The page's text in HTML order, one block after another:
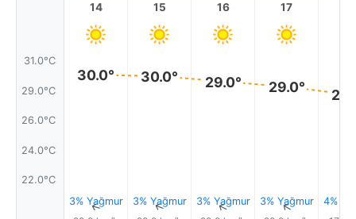
31.0°C
29.0°C
26.0°C
24.0°C
22.0°C
14
30.0°
3% Yağmur
↑
15
30.0°
3% Yağmur
↑
16
29.0°
3% Yağmur
↑
17
29.0°
3% Yağmur
↑ 4%